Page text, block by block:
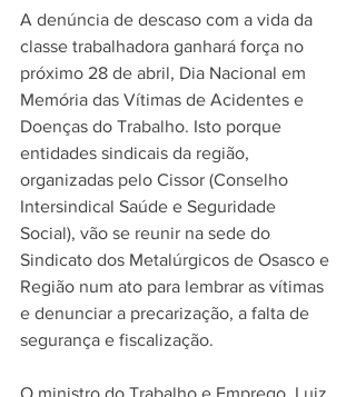
A denúncia de descaso com a vida da
classe trabalhadora ganhará força no
próximo 28 de abril, Dia Nacional em
Memória das Vítimas de Acidentes e
Doenças do Trabalho. Isto porque
entidades sindicais da região,
organizadas pelo Cissor (Conselho
Intersindical Saúde e Seguridade
Social), vão se reunir na sede do
Sindicato dos Metalúrgicos de Osasco e
Região num ato para lembrar as vítimas
e denunciar a precarização, a falta de
segurança e fiscalização.